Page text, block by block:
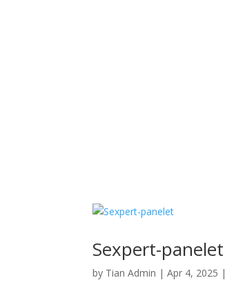
Sexpert-panelet
by Tian Admin |Apr 4, 2025 |